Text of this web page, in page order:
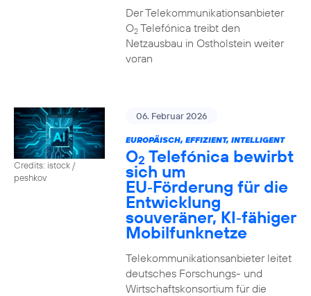
Der Telekommunikationsanbieter
O2Telefónica treibt den
Netzausbau in Ostholstein weiter
voran
Credits: istock /
peshkov
06. Februar 2026
EUROPÄISCH, EFFIZIENT, INTELLIGENT
O2 Telefónica bewirbt
sich um
EU‑Förderung für die
Entwicklung
souveräner, KI‑fähiger
Mobilfunknetze
Telekommunikationsanbieter leitet
deutsches Forschungs- und
Wirtschaftskonsortium für die